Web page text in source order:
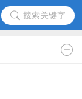
搜索关键字